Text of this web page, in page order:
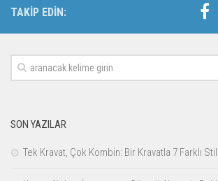
TAKİP EDİN:
SON YAZILAR
Tek Kravat, Çok Kombin: Bir Kravatla 7 Farklı Stil